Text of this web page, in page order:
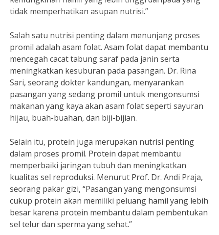
tidak memperhatikan asupan nutrisi.”
Salah satu nutrisi penting dalam menunjang proses
promil adalah asam folat. Asam folat dapat membantu
mencegah cacat tabung saraf pada janin serta
meningkatkan kesuburan pada pasangan. Dr. Rina
Sari, seorang dokter kandungan, menyarankan
pasangan yang sedang promil untuk mengonsumsi
makanan yang kaya akan asam folat seperti sayuran
hijau, buah-buahan, dan biji-bijian.
Selain itu, protein juga merupakan nutrisi penting
dalam proses promil. Protein dapat membantu
memperbaiki jaringan tubuh dan meningkatkan
kualitas sel reproduksi. Menurut Prof. Dr. Andi Praja,
seorang pakar gizi, “Pasangan yang mengonsumsi
cukup protein akan memiliki peluang hamil yang lebih
besar karena protein membantu dalam pembentukan
sel telur dan sperma yang sehat.”